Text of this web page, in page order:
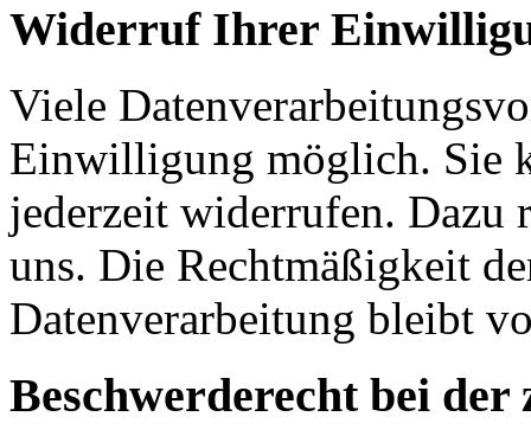
Widerruf Ihrer
Viele
Einwilligung möglich. Sie
jederzeit widerrufen.
uns. Die Rechtmäßigkeit
Datenverarbeitung bleibt
Beschwerderecht bei